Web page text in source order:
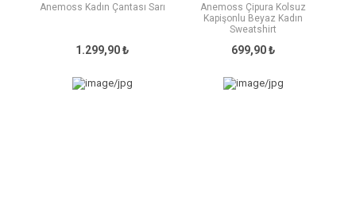
Anemoss Kadın Çantası Sarı
1.299,90 ₺
Anemoss Çipura Kolsuz
Kapişonlu Beyaz Kadın
Sweatshirt
699,90 ₺